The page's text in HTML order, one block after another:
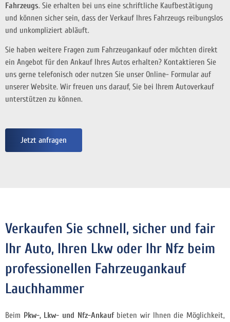
Fahrzeugs. Sie erhalten bei uns eine schriftliche Kaufbestätigung
und können sicher sein, dass der Verkauf Ihres Fahrzeugs reibungslos
und unkompliziert abläuft.
Sie haben weitere Fragen zum Fahrzeugankauf oder möchten direkt
ein Angebot für den Ankauf Ihres Autos erhalten? Kontaktieren Sie
uns gerne telefonisch oder nutzen Sie unser Online- Formular auf
unserer Website. Wir freuen uns darauf, Sie bei Ihrem Autoverkauf
unterstützen zu können.
Jetzt anfragen
Verkaufen Sie schnell, sicher und fair
Ihr Auto, Ihren Lkw oder Ihr Nfz beim
professionellen Fahrzeugankauf
Lauchhammer
Beim Pkw-, Lkw- und Nfz-Ankaufbieten wir Ihnen die Möglichkeit,